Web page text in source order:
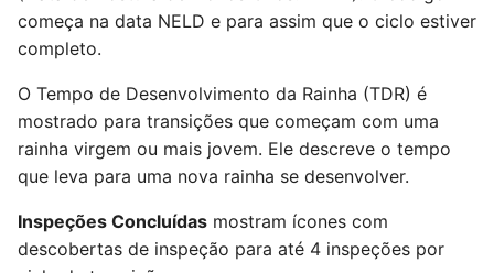
começa na data NELD e para assim que o ciclo estiver
completo.
O Tempo de Desenvolvimento da Rainha (TDR) é
mostrado para transições que começam com uma
rainha virgem ou mais jovem. Ele descreve o tempo
que leva para uma nova rainha se desenvolver.
Inspeções Concluídas mostram ícones com
descobertas de inspeção para até 4 inspeções por